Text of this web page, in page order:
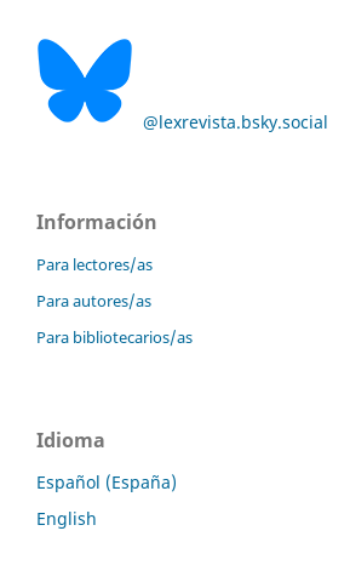
@lexrevista.bsky.social
Información
Para lectores/as
Para autores/as
Para bibliotecarios/as
Idioma
Español (España)
English